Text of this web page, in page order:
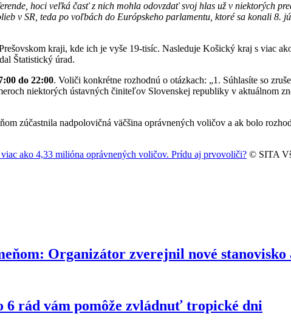
hoci veľká časť z nich mohla odovzdať svoj hlas už v niektorých
v SR, teda po voľbách do Európskeho parlamentu, ktoré sa konali
kraji, kde ich je vyše 19-tisíc. Nasleduje Košický kraj s viac
Štatistický úrad.
do 22:00. Voliči konkrétne rozhodnú o otázkach: „1. Súhlasíte so
niektorých ústavných činiteľov Slovenskej republiky v aktuálnom
zúčastnila nadpolovičná väčšina oprávnených voličov a ak bolo
ako 4,33 milióna oprávnených voličov. Prídu aj prvovoliči? © SITA
Organizátor zverejnil nové stanovisko
6 rád vám pomôže zvládnuť tropické dni